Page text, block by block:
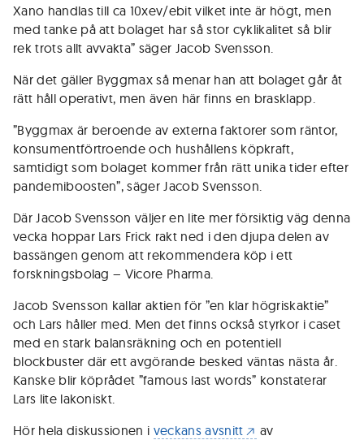
Xano handlas till ca 10xev/ebit vilket inte är högt, men
med tanke på att bolaget har så stor cyklikalitet så blir
rek trots allt avvakta” säger Jacob Svensson.
När det gäller Byggmax så menar han att bolaget går åt
rätt håll operativt, men även här finns en brasklapp.
”Byggmax är beroende av externa faktorer som räntor,
konsumentförtroende och hushållens köpkraft,
samtidigt som bolaget kommer från rätt unika tider efter
pandemiboosten”, säger Jacob Svensson.
Där Jacob Svensson väljer en lite mer försiktig väg denna
vecka hoppar Lars Frick rakt ned i den djupa delen av
bassängen genom att rekommendera köp i ett
forskningsbolag – Vicore Pharma.
Jacob Svensson kallar aktien för ”en klar högriskaktie”
och Lars håller med. Men det finns också styrkor i caset
med en stark balansräkning och en potentiell
blockbuster där ett avgörande besked väntas nästa år.
Kanske blir köprådet ”famous last words” konstaterar
Lars lite lakoniskt.
Hör hela diskussionen i veckans avsnitt
av